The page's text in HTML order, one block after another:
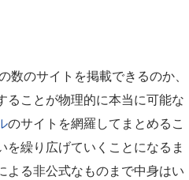
数のサイトを掲載できるのか、
ることが物理的に本当に可能な
のサイトを網羅してまとめるこ
を繰り広げていくことになるま
よる非公式なものまで中身はい